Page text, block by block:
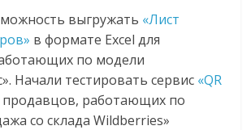
выгружать «Лист
в формате Excel для
по модели
Начали тестировать сервис «QR
продавцов, работающих по
со склада Wildberries»